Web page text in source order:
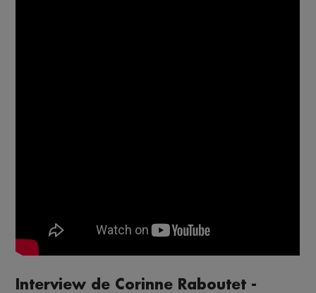
Interview de Corinne Raboutet -